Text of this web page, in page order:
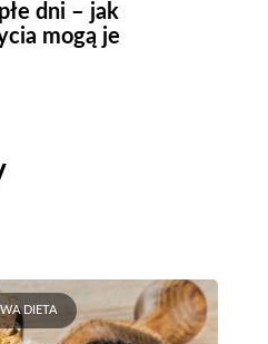
dni – jak
mogą je
DIETA